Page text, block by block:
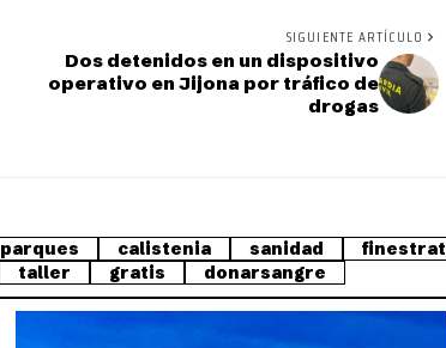
SIGUIENTE ARTÍCULO
Dos detenidos en un dispositivo
operativo en Jijona por tráfico de
drogas
parques calistenia sanidad finestrat
taller gratis donarsangre